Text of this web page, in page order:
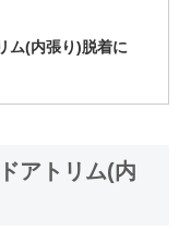
ム(内張り)脱着に
アトリム(内